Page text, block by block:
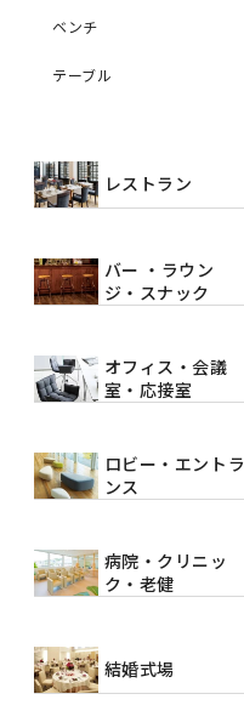
ベンチ
テーブル
レストラン
バー ・ラウン
ジ・スナック
オフィス・会議
室・応接室
ロビー・エントラ
ンス
病院・クリニッ
ク・老健
結婚式場